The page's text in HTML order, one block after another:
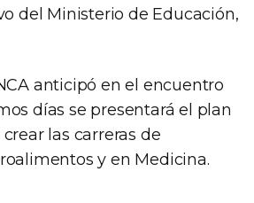
del Ministerio de Educación,
anticipó en el encuentro
días se presentará el plan
las carreras de
y en Medicina.